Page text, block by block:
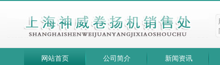
网站首页 公司简介 新闻资讯